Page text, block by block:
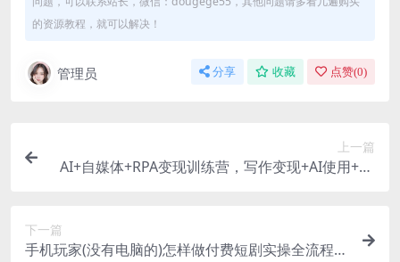
的资源教程，就可以解决！
管理员 分享 收藏 点赞(0)
上一篇
AI+自媒体+RPA变现训练营，写作变现+AI使用+SE
下一篇
手机玩家(没有电脑的)怎样做付费短剧实操全流程干